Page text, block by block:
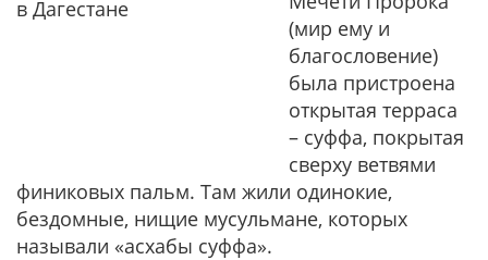
(мир ему и
благословение)
была пристроена
открытая терраса
– суффа, покрытая
сверху ветвями
финиковых пальм. Там жили одинокие,
бездомные, нищие мусульмане, которых
называли «асхабы суффа».